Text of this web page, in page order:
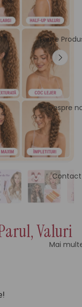
Toate
Despre
Contact
Mai
Valuri